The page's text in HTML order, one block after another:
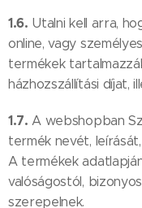
1.6. Utalni kell arra,
online, vagy
termékek
házhozszállítási díjat,
1.7. A webshopban
termék nevét,
A termékek
valóságostól,
szerepelnek.